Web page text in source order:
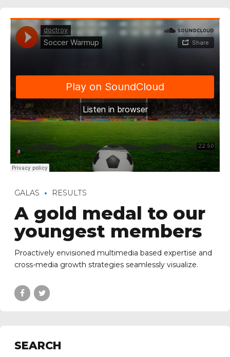
GALAS RESULTS
A gold medal to our
youngest members
Proactively envisioned multimedia based expertise and
cross-media growth strategies seamlessly visualize.
SEARCH